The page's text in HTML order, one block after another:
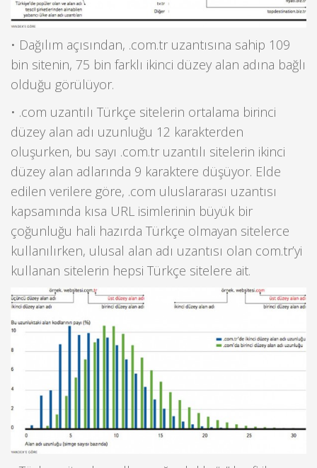
• Dağılım açısından, .com.tr uzantısına sahip 109
bin sitenin, 75 bin farklı ikinci düzey alan adına bağlı
olduğu görülüyor.
• .com uzantılı Türkçe sitelerin ortalama birinci
düzey alan adı uzunluğu 12 karakterden
oluşurken, bu sayı .com.tr uzantılı sitelerin ikinci
düzey alan adlarında 9 karaktere düşüyor. Elde
edilen verilere göre, .com uluslararası uzantısı
kapsamında kısa URL isimlerinin büyük bir
çoğunluğu hali hazırda Türkçe olmayan sitelerce
kullanılırken, ulusal alan adı uzantısı olan com.tr’yi
kullanan sitelerin hepsi Türkçe sitelere ait.